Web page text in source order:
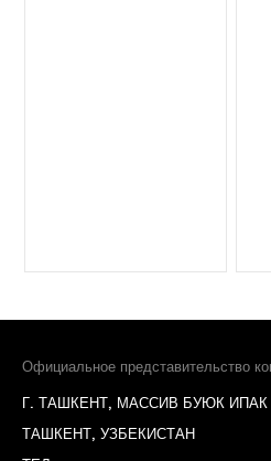
Официальное представительство
Г. ТАШКЕНТ, МАССИВ БУЮК ИПАК
ТАШКЕНТ, УЗБЕКИСТАН